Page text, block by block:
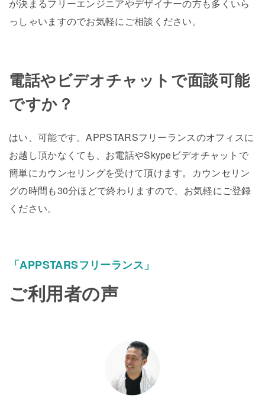
が決まるフリーエンジニアやデザイナーの方も多くいら
っしゃいますのでお気軽にご相談ください。
電話やビデオチャットで面談可能
ですか？
はい、可能です。APPSTARSフリーランスのオフィスに
お越し頂かなくても、お電話やSkypeビデオチャットで
簡単にカウンセリングを受けて頂けます。カウンセリン
グの時間も30分ほどで終わりますので、お気軽にご登録
ください。
「APPSTARSフリーランス」
ご利用者の声